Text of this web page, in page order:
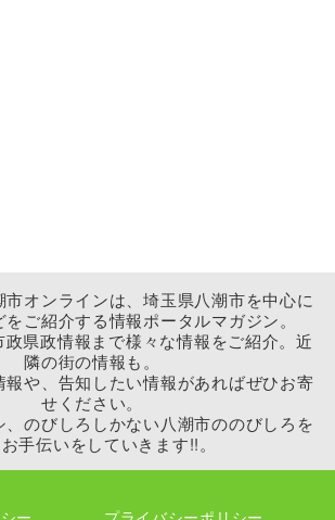
市オンラインは、埼玉県八潮市を中心に
ご紹介する情報ポータルマガジン。
県政情報まで様々な情報をご紹介。近
隣の街の情報も。
報や、告知したい情報があればぜひお寄
せください。
のびしろしかない八潮市ののびしろを
手伝いをしていきます!!。